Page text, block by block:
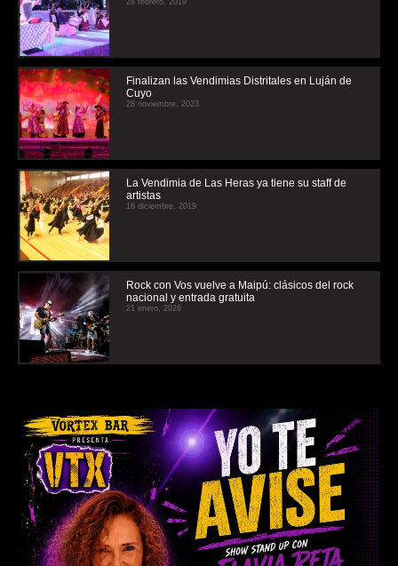
28 febrero, 2019
Finalizan las Vendimias Distritales en Luján de
Cuyo
28 noviembre, 2023
La Vendimia de Las Heras ya tiene su staff de
artistas
16 diciembre, 2019
Rock con Vos vuelve a Maipú: clásicos del rock
nacional y entrada gratuita
21 enero, 2026